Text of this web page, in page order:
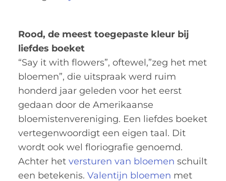
Rood, de meest toegepaste kleur bij
liefdes boeket
“Say it with flowers”, oftewel,”zeg het met
bloemen”, die uitspraak werd ruim
honderd jaar geleden voor het eerst
gedaan door de Amerikaanse
bloemistenvereniging. Een liefdes boeket
vertegenwoordigt een eigen taal. Dit
wordt ook wel floriografie genoemd.
Achter het versturen van bloemen schuilt
een betekenis. Valentijn bloemen met